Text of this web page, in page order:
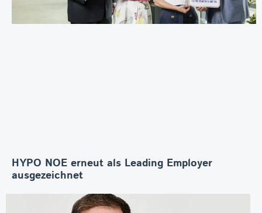
HYPO NOE erneut als Leading Employer
ausgezeichnet